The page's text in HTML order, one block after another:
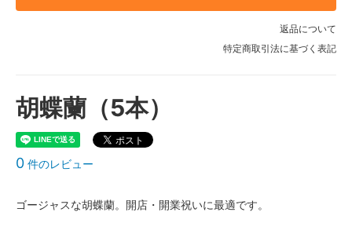
返品について
特定商取引法に基づく表記
胡蝶蘭（5本）
0 件のレビュー
ゴージャスな胡蝶蘭。開店・開業祝いに最適です。